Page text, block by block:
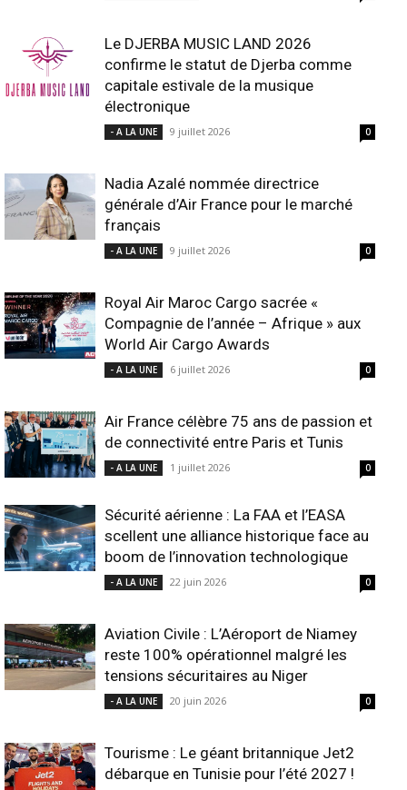
Le DJERBA MUSIC LAND 2026
confirme le statut de Djerba comme
capitale estivale de la musique
électronique
- A LA UNE 9 juillet 2026 0
Nadia Azalé nommée directrice
générale d’Air France pour le marché
français
- A LA UNE 9 juillet 2026 0
Royal Air Maroc Cargo sacrée «
Compagnie de l’année – Afrique » aux
World Air Cargo Awards
- A LA UNE 6 juillet 2026 0
Air France célèbre 75 ans de passion et
de connectivité entre Paris et Tunis
- A LA UNE 1 juillet 2026 0
Sécurité aérienne : La FAA et l’EASA
scellent une alliance historique face au
boom de l’innovation technologique
- A LA UNE 22 juin 2026 0
Aviation Civile : L’Aéroport de Niamey
reste 100% opérationnel malgré les
tensions sécuritaires au Niger
- A LA UNE 20 juin 2026 0
Tourisme : Le géant britannique Jet2
débarque en Tunisie pour l’été 2027 !